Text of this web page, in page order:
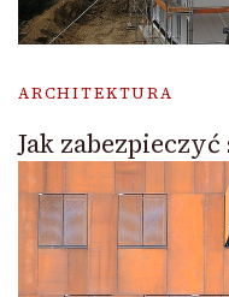
ARCHITEKTURA
Jak